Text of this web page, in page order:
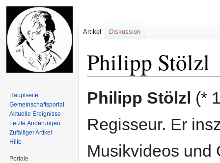
Philipp Stölzl
Navigation
Suche
Philipp Stölzl (*
Regisseur. Er
Musikvideos und
Artikel Diskussion
Hauptseite
Gemeinschafts­portal
Aktuelle Ereignisse
Letzte Änderungen
Zufälliger Artikel
Hilfe
Portale